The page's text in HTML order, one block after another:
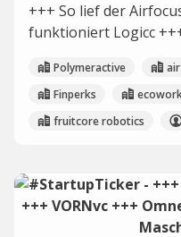
+++ So lief der
funktioniert Logicc
Polymeractive
Finperks
fruitcore robotics